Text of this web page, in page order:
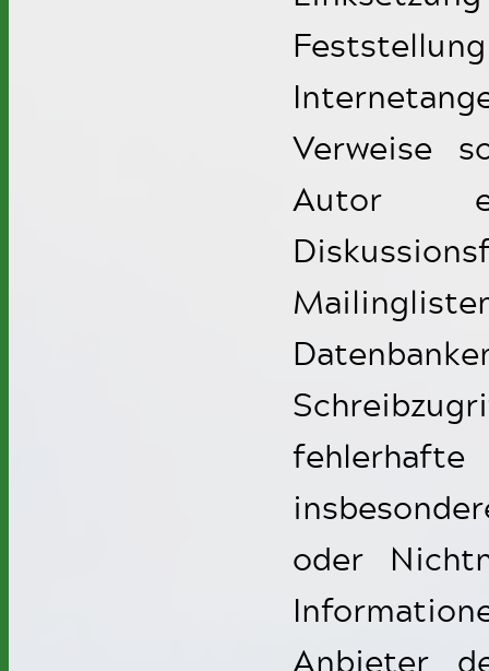
Verweise
Autor
fehlerhafte
oder